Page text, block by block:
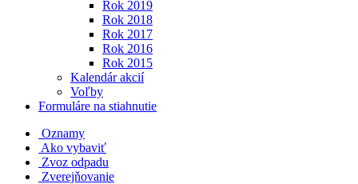
Rok 2019
Rok 2018
Rok 2017
Rok 2016
Rok 2015
Kalendár akcií
Voľby
Formuláre na stiahnutie
Oznamy
Ako vybaviť
Zvoz odpadu
Zverejňovanie